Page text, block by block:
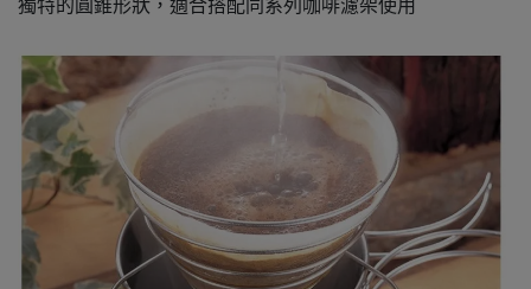
獨特的圓錐形狀，適合搭配同系列咖啡濾架使用